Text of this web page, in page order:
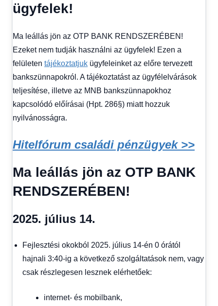
ügyfelek!
Ma leállás jön az OTP BANK RENDSZERÉBEN!
Ezeket nem tudják használni az ügyfelek! Ezen a
felületen tájékoztatjuk ügyfeleinket az előre tervezett
bankszünnapokról. A tájékoztatást az ügyfélelvárások
teljesítése, illetve az MNB bankszünnapokhoz
kapcsolódó előírásai (Hpt. 286§) miatt hozzuk
nyilvánosságra.
Hitelfórum családi pénzügyek >>
Ma leállás jön az OTP BANK
RENDSZERÉBEN!
2025. július 14.
Fejlesztési okokból 2025. július 14-én 0 órától
hajnali 3:40-ig a következő szolgáltatások nem, vagy
csak részlegesen lesznek elérhetőek:
internet- és mobilbank,